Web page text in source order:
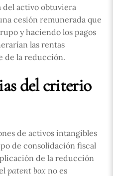
del activo obtuviera
cesión remunerada que
y haciendo los pagos
las rentas
de la reducción.
del criterio
de activos intangibles
de consolidación fiscal
de la reducción
patent box no es